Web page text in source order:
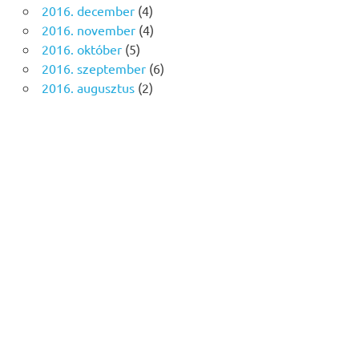
2016. december(4)
2016. november(4)
2016. október(5)
2016. szeptember(6)
2016. augusztus(2)